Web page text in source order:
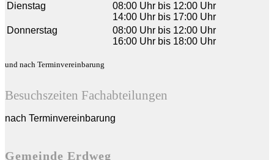
Dienstag
08:00 Uhr bis 12:00 Uhr
14:00 Uhr bis 17:00 Uhr
Donnerstag
08:00 Uhr bis 12:00 Uhr
16:00 Uhr bis 18:00 Uhr
und nach Terminvereinbarung
Besuchszeiten Fachabteilungen
nach Terminvereinbarung
Gemeinde Erdweg